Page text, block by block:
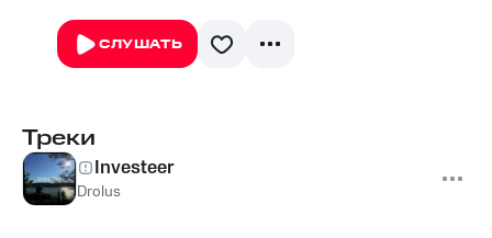
СЛУШАТЬ
Треки
Investeer
Drolus